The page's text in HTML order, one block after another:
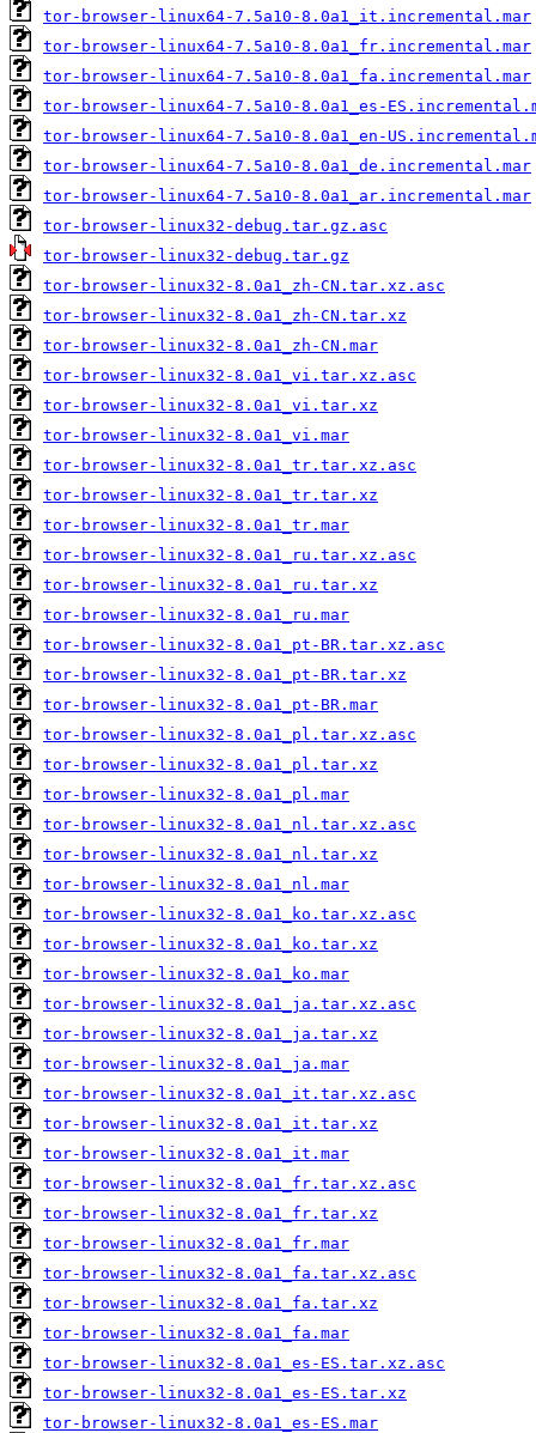
tor-browser-linux64-7.5a10-8.0a1_it.incremental.mar
tor-browser-linux64-7.5a10-8.0a1_fr.incremental.mar
tor-browser-linux64-7.5a10-8.0a1_fa.incremental.mar
tor-browser-linux64-7.5a10-8.0a1_es-
tor-browser-linux64-7.5a10-8.0a1_en-
tor-browser-linux64-7.5a10-8.0a1_de.incremental.mar
tor-browser-linux64-7.5a10-8.0a1_ar.incremental.mar
tor-browser-linux32-debug.tar.gz.asc
tor-browser-linux32-debug.tar.gz
tor-browser-linux32-8.0a1_zh-CN.tar.xz.asc
tor-browser-linux32-8.0a1_zh-CN.tar.xz
tor-browser-linux32-8.0a1_zh-CN.mar
tor-browser-linux32-8.0a1_vi.tar.xz.asc
tor-browser-linux32-8.0a1_vi.tar.xz
tor-browser-linux32-8.0a1_vi.mar
tor-browser-linux32-8.0a1_tr.tar.xz.asc
tor-browser-linux32-8.0a1_tr.tar.xz
tor-browser-linux32-8.0a1_tr.mar
tor-browser-linux32-8.0a1_ru.tar.xz.asc
tor-browser-linux32-8.0a1_ru.tar.xz
tor-browser-linux32-8.0a1_ru.mar
tor-browser-linux32-8.0a1_pt-BR.tar.xz.asc
tor-browser-linux32-8.0a1_pt-BR.tar.xz
tor-browser-linux32-8.0a1_pt-BR.mar
tor-browser-linux32-8.0a1_pl.tar.xz.asc
tor-browser-linux32-8.0a1_pl.tar.xz
tor-browser-linux32-8.0a1_pl.mar
tor-browser-linux32-8.0a1_nl.tar.xz.asc
tor-browser-linux32-8.0a1_nl.tar.xz
tor-browser-linux32-8.0a1_nl.mar
tor-browser-linux32-8.0a1_ko.tar.xz.asc
tor-browser-linux32-8.0a1_ko.tar.xz
tor-browser-linux32-8.0a1_ko.mar
tor-browser-linux32-8.0a1_ja.tar.xz.asc
tor-browser-linux32-8.0a1_ja.tar.xz
tor-browser-linux32-8.0a1_ja.mar
tor-browser-linux32-8.0a1_it.tar.xz.asc
tor-browser-linux32-8.0a1_it.tar.xz
tor-browser-linux32-8.0a1_it.mar
tor-browser-linux32-8.0a1_fr.tar.xz.asc
tor-browser-linux32-8.0a1_fr.tar.xz
tor-browser-linux32-8.0a1_fr.mar
tor-browser-linux32-8.0a1_fa.tar.xz.asc
tor-browser-linux32-8.0a1_fa.tar.xz
tor-browser-linux32-8.0a1_fa.mar
tor-browser-linux32-8.0a1_es-ES.tar.xz.asc
tor-browser-linux32-8.0a1_es-ES.tar.xz
tor-browser-linux32-8.0a1_es-ES.mar